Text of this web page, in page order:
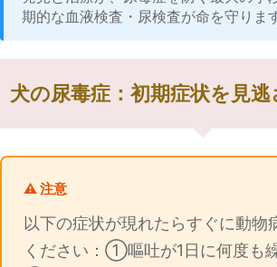
期的な血液検査・尿検査が命を守ります
犬の尿毒症：初期症状を見
⚠️ 注意
以下の症状が現れたらすぐに動物
ください：①嘔吐が1日に何度も